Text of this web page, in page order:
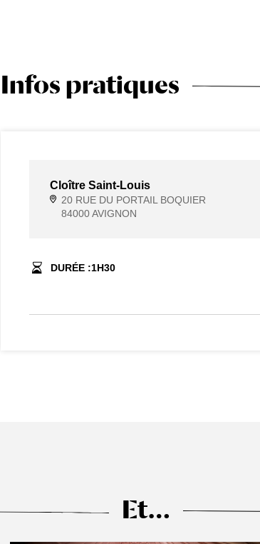
Infos pratiques
Cloître Saint-Louis
20 RUE DU PORTAIL BOQUIER
84000 AVIGNON
DURÉE :1H30
Et…